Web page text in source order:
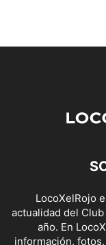
LocoXelRojo
actualidad del
año. En
información,